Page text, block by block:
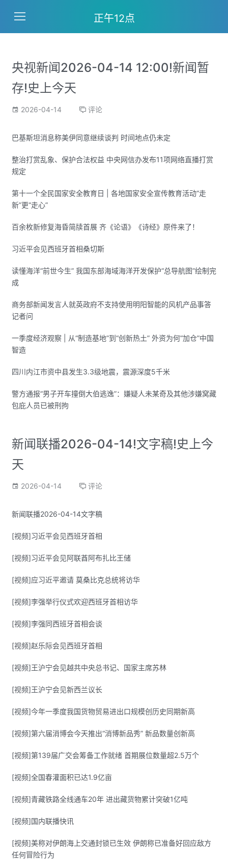
正午12点
央视新闻2026-04-14 12:00!新闻暂
存!史上今天
2026-04-14 评论
巴基斯坦消息称美伊同意继续谈判 时间地点仍未定
整治打赏乱象、保护合法权益 中央网信办发布11项网络直播打赏
规定
第十一个全民国家安全教育日 | 各地国家安全宣传教育活动“走
新”更“走心”
百余枚新修复海昏简牍首展 齐《论语》《诗经》原件来了！
习近平会见西班牙首相桑切斯
读懂海洋“前世今生” 我国东部海域海洋开发保护“总导航图”绘制完
成
商务部新闻发言人就英政府不支持使用明阳智能的风机产品事答
记者问
一季度经济观察 | 从“制造基地”到“创新热土” 外资为何“加仓”中国
智造
四川内江市资中县发生3.3级地震，震源深度5千米
警方通报“男子开车撞倒大伯逃逸”：嫌疑人未某奇及其他涉嫌窝藏
包庇人员已被刑拘
新闻联播2026-04-14!文字稿!史上今
天
2026-04-14 评论
新闻联播2026-04-14文字稿
[视频]习近平会见西班牙首相
[视频]习近平会见阿联酋阿布扎比王储
[视频]应习近平邀请 莫桑比克总统将访华
[视频]李强举行仪式欢迎西班牙首相访华
[视频]李强同西班牙首相会谈
[视频]赵乐际会见西班牙首相
[视频]王沪宁会见越共中央总书记、国家主席苏林
[视频]王沪宁会见新西兰议长
[视频]今年一季度我国货物贸易进出口规模创历史同期新高
[视频]第六届消博会今天推出“消博新品秀” 新品数量创新高
[视频]第139届广交会筹备工作就绪 首期展位数量超2.5万个
[视频]全国春灌面积已达1.9亿亩
[视频]青藏铁路全线通车20年 进出藏货物累计突破1亿吨
[视频]国内联播快讯
[视频]美称对伊朗海上交通封锁已生效 伊朗称已准备好回应敌方
任何冒险行为